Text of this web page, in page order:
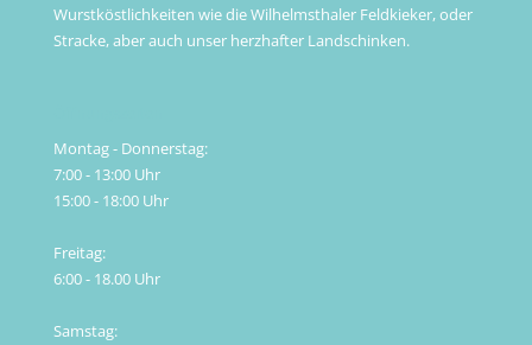
Wurstköstlichkeiten wie die Wilhelmsthaler Feldkieker, oder
Stracke, aber auch unser herzhafter Landschinken.
Montag - Donnerstag:
7:00 - 13:00 Uhr
15:00 - 18:00 Uhr
Freitag:
6:00 - 18.00 Uhr
Samstag: